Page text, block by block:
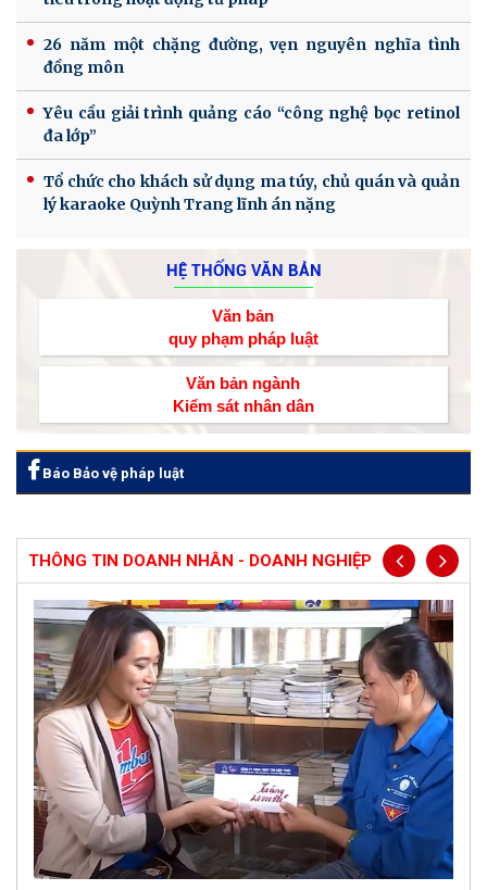
26 năm một chặng đường, vẹn nguyên nghĩa tình
đồng môn
Yêu cầu giải trình quảng cáo “công nghệ bọc retinol
đa lớp”
Tổ chức cho khách sử dụng ma túy, chủ quán và quản
lý karaoke Quỳnh Trang lĩnh án nặng
HỆ THỐNG VĂN BẢN
Văn bản
quy phạm pháp luật
Văn bản ngành
Kiểm sát nhân dân
Báo Bảo vệ pháp luật
THÔNG TIN DOANH NHÂN - DOANH NGHIỆP